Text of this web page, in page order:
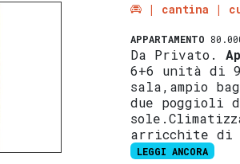
cantina
APPARTAMENTO
Da Privato.
6+6 unità di
sala,ampio
due poggioli
arricchite di
LEGGI ANCORA